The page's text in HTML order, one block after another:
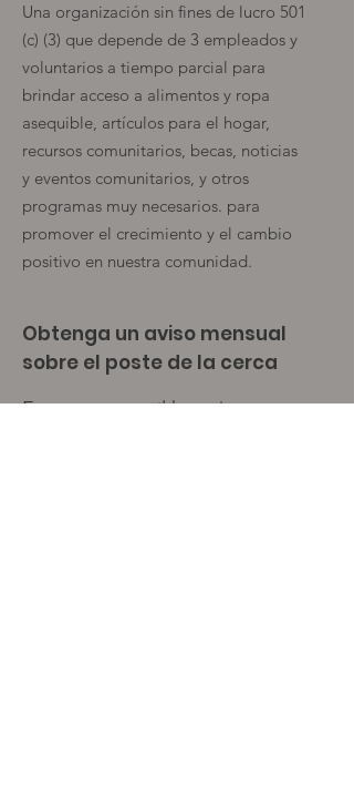
Una organización sin fines de lucro 501
(c) (3) que depende de 3 empleados y
voluntarios a tiempo parcial para
brindar acceso a alimentos y ropa
asequible, artículos para el hogar,
recursos comunitarios, becas, noticias
y eventos comunitarios, y otros
programas muy necesarios. para
promover el crecimiento y el cambio
positivo en nuestra comunidad.
Obtenga un aviso mensual
sobre el poste de la cerca
Enter your email here